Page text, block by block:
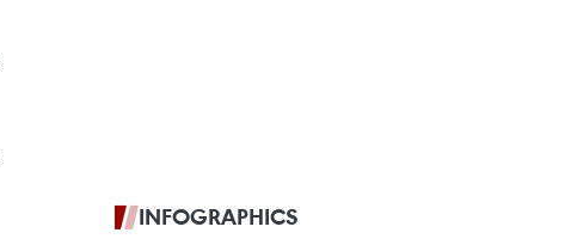
INFOGRAPHICS